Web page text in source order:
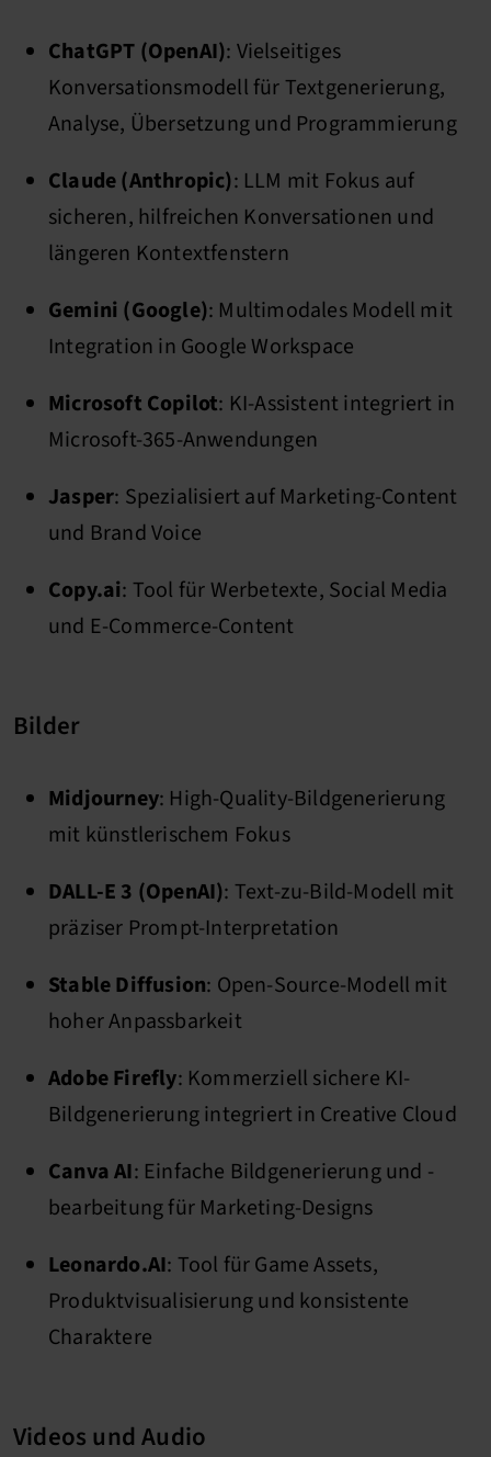
ChatGPT (OpenAI): Vielseitiges
Konversationsmodell für Textgenerierung,
Analyse, Übersetzung und Programmierung
Claude (Anthropic): LLM mit Fokus auf
sicheren, hilfreichen Konversationen und
längeren Kontextfenstern
Gemini (Google): Multimodales Modell mit
Integration in Google Workspace
Microsoft Copilot: KI-Assistent integriert in
Microsoft-365-Anwendungen
Jasper: Spezialisiert auf Marketing-Content
und Brand Voice
Copy.ai: Tool für Werbetexte, Social Media
und E-Commerce-Content
Bilder
Midjourney: High-Quality-Bildgenerierung
mit künstlerischem Fokus
DALL-E 3 (OpenAI): Text-zu-Bild-Modell mit
präziser Prompt-Interpretation
Stable Diffusion: Open-Source-Modell mit
hoher Anpassbarkeit
Adobe Firefly: Kommerziell sichere KI-
Bildgenerierung integriert in Creative Cloud
Canva AI: Einfache Bildgenerierung und -
bearbeitung für Marketing-Designs
Leonardo.AI: Tool für Game Assets,
Produktvisualisierung und konsistente
Charaktere
Videos und Audio